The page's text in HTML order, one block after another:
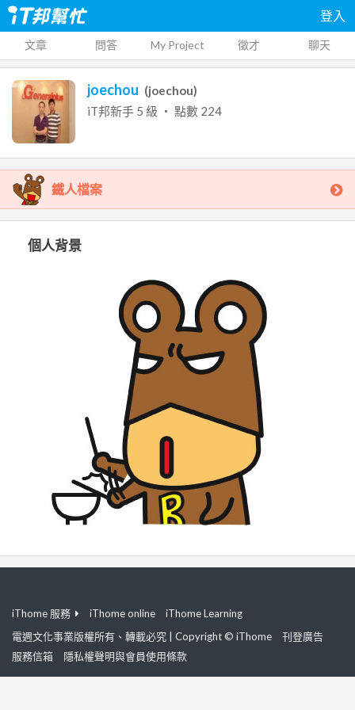
登入
文章 問答 My Project 徵才 聊天
joechou (joechou)
iT邦新手 5 級 ‧ 點數 224
鐵人檔案
個人背景
iThome 服務 iThome online
iThome Learning
電週文化事業版權所有、轉載必究 | Copyright © iThome
刊登廣告
服務信箱
隱私權聲明與會員使用條款